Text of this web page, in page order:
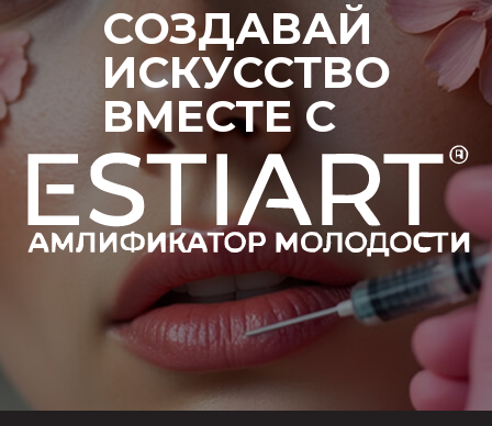
СОЗДАВАЙ
ИСКУССТВО
ВМЕСТЕ С